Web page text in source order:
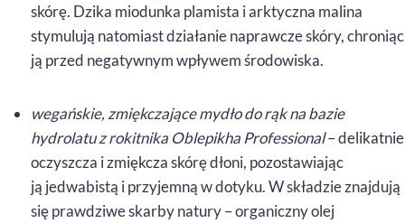
skórę. Dzika miodunka plamista i arktyczna malina
stymulują natomiast działanie naprawcze skóry, chroniąc
ją przed negatywnym wpływem środowiska.
wegańskie, zmiękczające mydło do rąk na bazie
hydrolatu z rokitnika Oblepikha Professional– delikatnie
oczyszcza i zmiękcza skórę dłoni, pozostawiając
ją jedwabistą i przyjemną w dotyku. W składzie znajdują
się prawdziwe skarby natury – organiczny olej